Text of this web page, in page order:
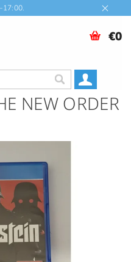
€0
NEW ORDER